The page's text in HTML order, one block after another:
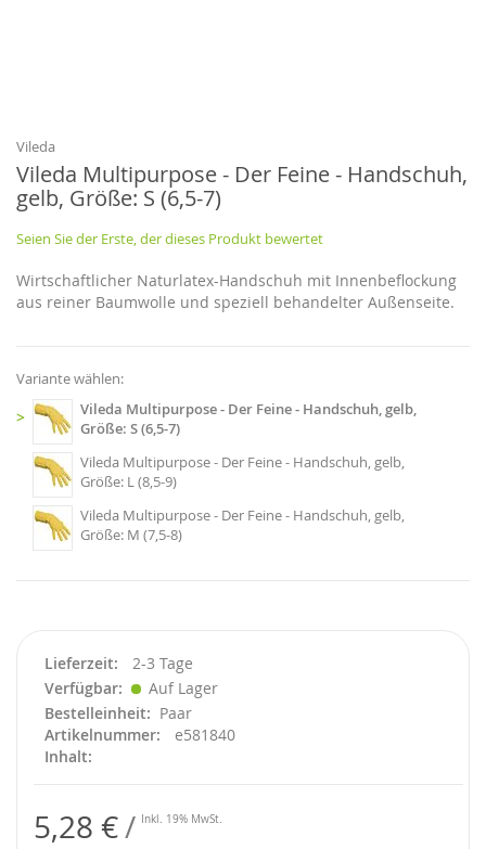
Bildgalerie
springen
Vileda
Vileda Multipurpose - Der Feine - Handschuh,
gelb, Größe: S (6,5-7)
Seien Sie der Erste, der dieses Produkt bewertet
Wirtschaftlicher Naturlatex-Handschuh mit Innenbeflockung
aus reiner Baumwolle und speziell behandelter Außenseite.
Variante wählen:
>
Vileda Multipurpose - Der Feine - Handschuh, gelb,
Größe: S (6,5-7)
Vileda Multipurpose - Der Feine - Handschuh, gelb,
Größe: L (8,5-9)
Vileda Multipurpose - Der Feine - Handschuh, gelb,
Größe: M (7,5-8)
Lieferzeit
2-3 Tage
Verfügbar
Auf Lager
Bestelleinheit
Paar
Artikelnummer
e581840
Inhalt
5,28 € Inkl. 19% MwSt.